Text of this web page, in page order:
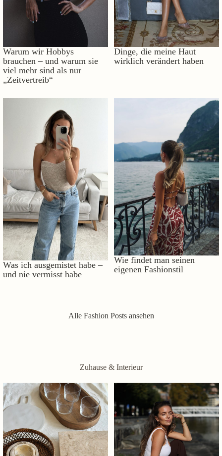
Warum wir Hobbys
brauchen – und warum sie
viel mehr sind als nur
„Zeitvertreib“
Dinge, die meine Haut
wirklich verändert haben
Was ich ausgemistet habe –
und nie vermisst habe
Wie findet man seinen
eigenen Fashionstil
Alle Fashion Posts ansehen
Zuhause & Interieur